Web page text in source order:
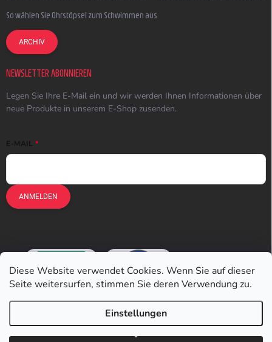
Diese Website verwendet Cookies. Wenn Sie auf dieser
Seite weitersurfen, stimmen Sie deren Verwendung zu.
Einstellungen
So wählen Sie Ohrstöpsel zum Schwimmen aus
ARCHIV
NEWSLETTER ABONNIEREN
Legen Sie Ihre E-Mail ein und wir werden Ihnen Informationen über
neue Produkte in unserem E-Shop zusenden.
E-MAIL
ANMELDEN